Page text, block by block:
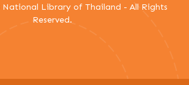
Library of Thailand - All Rights
Reserved.